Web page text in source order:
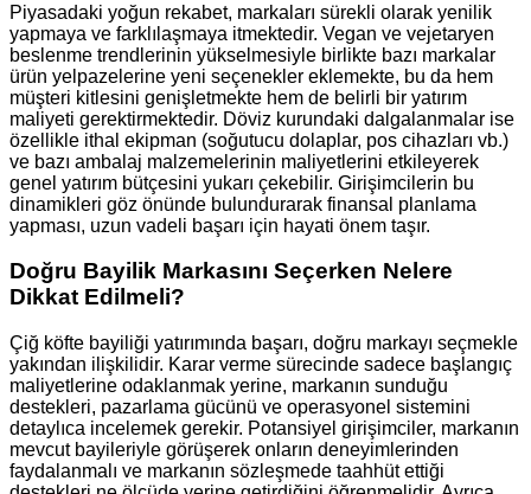
Piyasadaki yoğun rekabet, markaları sürekli olarak yenilik
yapmaya ve farklılaşmaya itmektedir. Vegan ve vejetaryen
beslenme trendlerinin yükselmesiyle birlikte bazı markalar
ürün yelpazelerine yeni seçenekler eklemekte, bu da hem
müşteri kitlesini genişletmekte hem de belirli bir yatırım
maliyeti gerektirmektedir. Döviz kurundaki dalgalanmalar ise
özellikle ithal ekipman (soğutucu dolaplar, pos cihazları vb.)
ve bazı ambalaj malzemelerinin maliyetlerini etkileyerek
genel yatırım bütçesini yukarı çekebilir. Girişimcilerin bu
dinamikleri göz önünde bulundurarak finansal planlama
yapması, uzun vadeli başarı için hayati önem taşır.
Doğru Bayilik Markasını Seçerken Nelere
Dikkat Edilmeli?
Çiğ köfte bayiliği yatırımında başarı, doğru markayı seçmekle
yakından ilişkilidir. Karar verme sürecinde sadece başlangıç
maliyetlerine odaklanmak yerine, markanın sunduğu
destekleri, pazarlama gücünü ve operasyonel sistemini
detaylıca incelemek gerekir. Potansiyel girişimciler, markanın
mevcut bayileriyle görüşerek onların deneyimlerinden
faydalanmalı ve markanın sözleşmede taahhüt ettiği